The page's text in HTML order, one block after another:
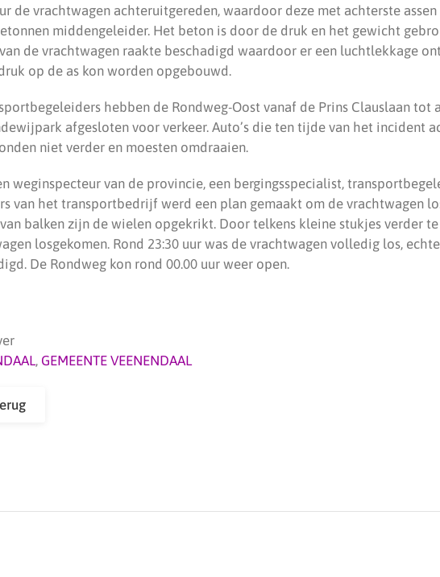
de vrachtwagen achteruitgereden, waardoor deze met achterste
middengeleider. Het beton is door de druk en het gewicht
de vrachtwagen raakte beschadigd waardoor er een luchtlekkage
op de as kon worden opgebouwd.
hebben de Rondweg-Oost vanaf de Prins Clauslaan tot
afgesloten voor verkeer. Auto’s die ten tijde van het incident
niet verder en moesten omdraaien.
weginspecteur van de provincie, een bergingsspecialist,
van het transportbedrijf werd een plan gemaakt om de vrachtwagen
balken zijn de wielen opgekrikt. Door telkens kleine stukjes verder
losgekomen. Rond 23:30 uur was de vrachtwagen volledig los,
De Rondweg kon rond 00.00 uur weer open.
, GEMEENTE VEENENDAAL